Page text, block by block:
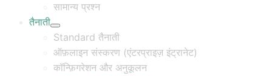
सामान्य प्रश्न
तैनाती
Standard तैनाती
ऑफ़लाइन संस्करण (एंटरप्राइज़ इंट्रानेट)
कॉन्फ़िगरेशन और अनुकूलन